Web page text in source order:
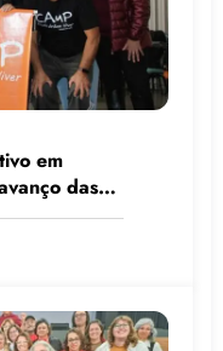
em
das